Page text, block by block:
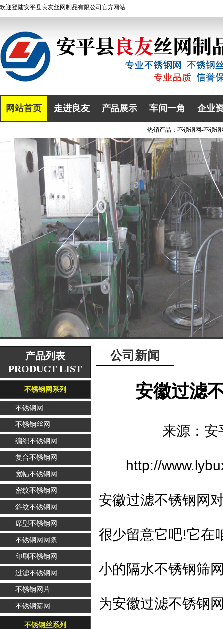
欢迎登陆安平县良友丝网制品有限公司 官方网站
网站首页 走进良友 产品展示 车间一角 企业
热销产品： 不锈钢网-不锈钢
产品列表
PRODUCT LIST
不锈钢网系列
不锈钢网
不锈钢丝网
编织不锈钢网
复合不锈钢网
宽幅不锈钢网
密纹不锈钢网
斜纹不锈钢网
席型不锈钢网
不锈钢网网条
印刷不锈钢网
过滤不锈钢网
不锈钢网片
不锈钢筛网
不锈钢丝系列
公司新闻
安徽过滤
来源： 安
http://
安徽过滤不锈钢网
很少留意它吧!它在
小的隔水不锈钢筛
为安徽过滤不锈钢